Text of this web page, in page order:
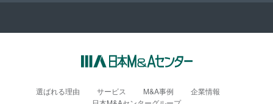
選ばれる理由 サービス M&A事例
企業情報